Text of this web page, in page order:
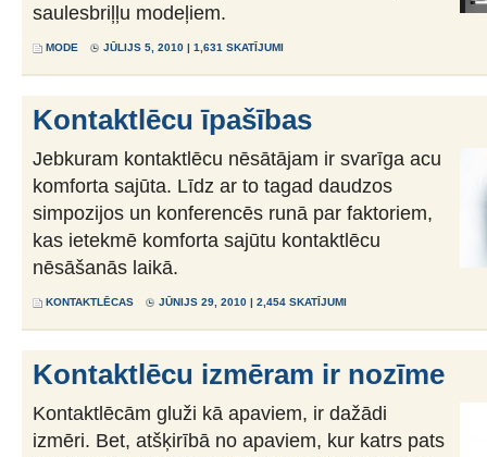
saulesbriļļu modeļiem.
MODE JŪLIJS 5, 2010 | 1,631 SKATĪJUMI
Kontaktlēcu īpašības
Jebkuram kontaktlēcu nēsātājam ir svarīga acu
komforta sajūta. Līdz ar to tagad daudzos
simpozijos un konferencēs runā par faktoriem,
kas ietekmē komforta sajūtu kontaktlēcu
nēsāšanās laikā.
KONTAKTLĒCAS JŪNIJS 29, 2010 | 2,454 SKATĪJUMI
Kontaktlēcu izmēram ir nozīme
Kontaktlēcām gluži kā apaviem, ir dažādi
izmēri. Bet, atšķirībā no apaviem, kur katrs pats